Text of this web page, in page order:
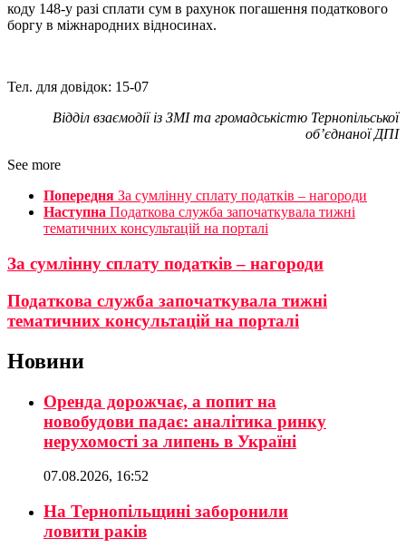
коду 148-у разі сплати сум в рахунок погашення податкового
боргу в міжнародних відносинах.
Тел. для довідок: 15-07
Відділ взаємодії із ЗМІ та громадськістю Тернопільської
об’єднаної ДПІ
See more
Попередня За сумлінну сплату податків – нагороди
Наступна Податкова служба започаткувала тижні
тематичних консультацій на порталі
За сумлінну сплату податків – нагороди
Податкова служба започаткувала тижні
тематичних консультацій на порталі
Новини
Оренда дорожчає, а попит на
новобудови падає: аналітика ринку
нерухомості за липень в Україні
07.08.2026, 16:52
На Тернопільщині заборонили
ловити раків